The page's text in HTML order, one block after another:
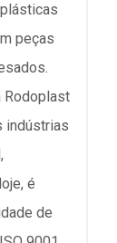
peças
Rodoplast
indústrias
é
de